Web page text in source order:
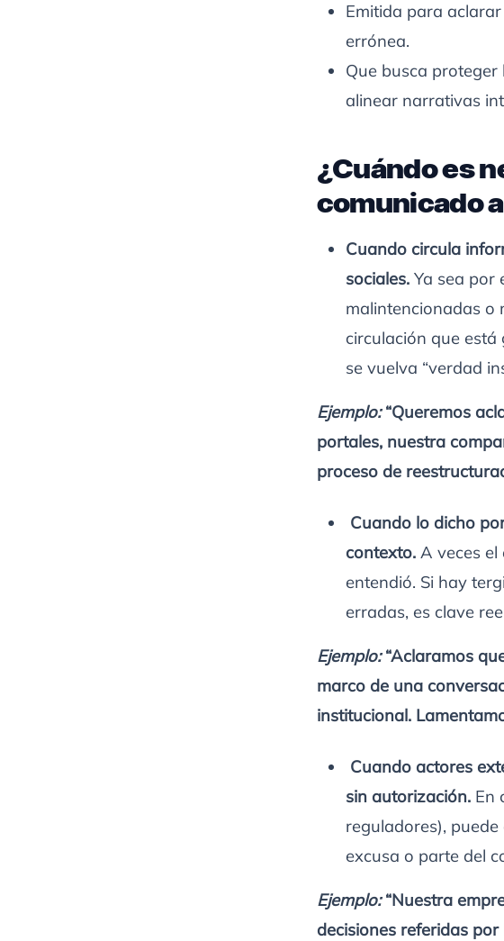
Emitida para
errónea.
Que busca
alinear narrativas
¿Cuándo es
comunicado
Cuando circula
sociales. Ya sea por
malintencionadas o
circulación que
se vuelva “verdad
Ejemplo:“Queremos
portales, nuestra
proceso de
Cuando lo dicho
contexto. A veces el
entendió. Si hay
erradas, es clave
Ejemplo:“Aclaramos
marco de una
institucional.
Cuando actores
sin autorización. En
reguladores),
excusa o parte del
Ejemplo:“Nuestra
decisiones referidas